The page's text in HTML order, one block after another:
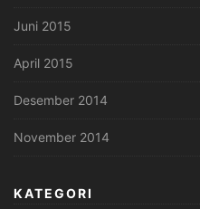
Juni 2015
April 2015
Desember 2014
November 2014
KATEGORI